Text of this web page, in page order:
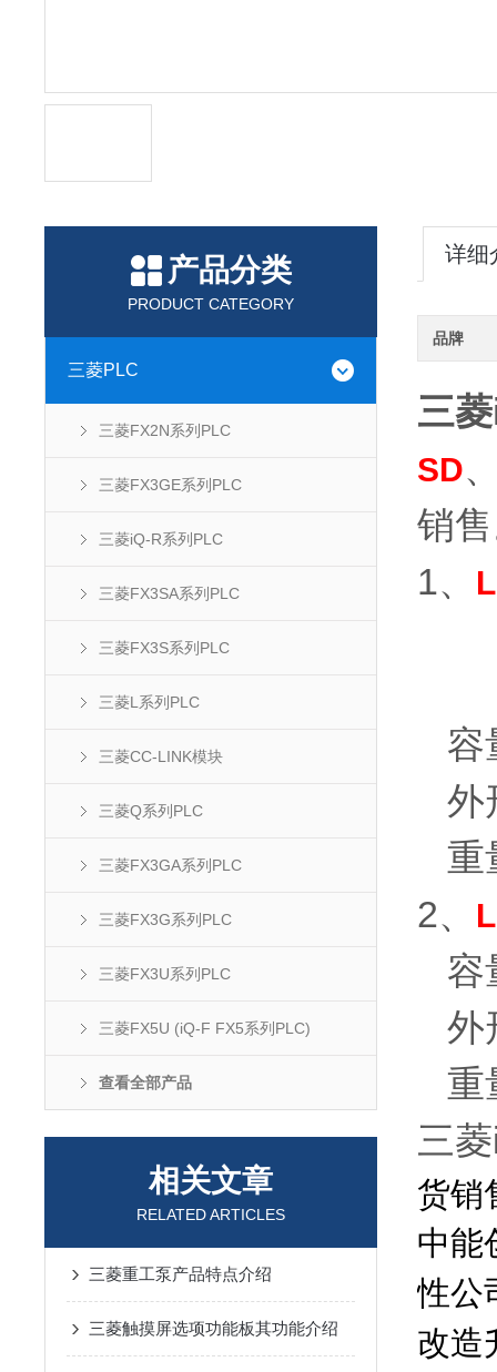
产品分类
PRODUCT CATEGORY
三菱PLC
三菱FX2N系列PLC
三菱FX3GE系列PLC
三菱iQ-R系列PLC
三菱FX3SA系列PLC
三菱FX3S系列PLC
三菱L系列PLC
三菱CC-LINK模块
三菱Q系列PLC
三菱FX3GA系列PLC
三菱FX3G系列PLC
三菱FX3U系列PLC
三菱FX5U (iQ-F FX5系列PLC)
查看全部产品
相关文章
RELATED ARTICLES
三菱重工泵产品特点介绍
三菱触摸屏选项功能板其功能介绍
详细
品牌
三
SD
销
1、
容
外
重
2、
容
外
重
三
货销
中能
性公
改造